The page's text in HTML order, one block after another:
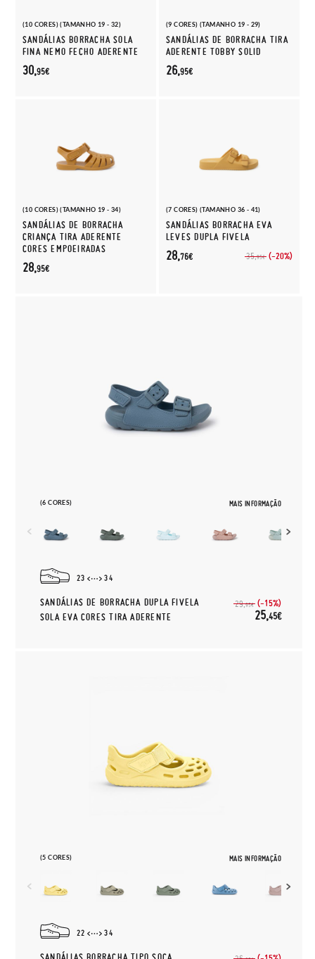
(10 CORES) (TAMANHO 19 - 32)
SANDÁLIAS BORRACHA SOLA
FINA NEMO FECHO ADERENTE
30,95€
(9 CORES) (TAMANHO 19 - 29)
SANDÁLIAS DE BORRACHA TIRA
ADERENTE TOBBY SOLID
26,95€
(10 CORES) (TAMANHO 19 - 34)
SANDÁLIAS DE BORRACHA
CRIANÇA TIRA ADERENTE
CORES EMPOEIRADAS
28,95€
(7 CORES) (TAMANHO 36 - 41)
SANDÁLIAS BORRACHA EVA
LEVES DUPLA FIVELA
35,95€ (-20%)
28,76€
(6 CORES) MAIS INFORMAÇÃO
23 34
SANDÁLIAS DE BORRACHA DUPLA FIVELA
SOLA EVA CORES TIRA ADERENTE
29,95€ (-15%)
25,45€
(5 CORES) MAIS INFORMAÇÃO
22 34